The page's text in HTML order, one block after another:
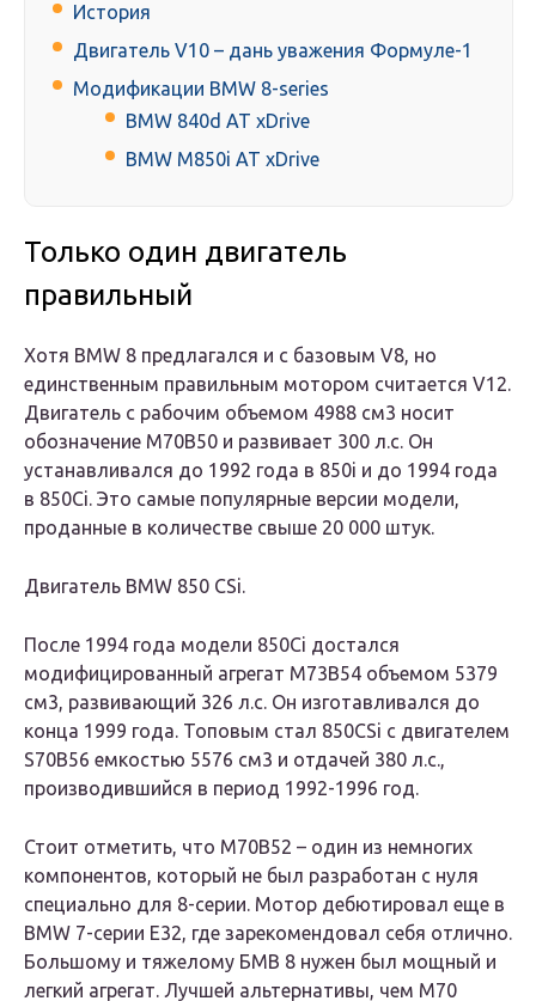
История
Двигатель V10 – дань уважения Формуле-1
Модификации BMW 8-series
BMW 840d AT xDrive
BMW M850i AT xDrive
Только один двигатель
правильный
Хотя BMW 8 предлагался и с базовым V8, но
единственным правильным мотором считается V12.
Двигатель с рабочим объемом 4988 см3 носит
обозначение М70В50 и развивает 300 л.с. Он
устанавливался до 1992 года в 850i и до 1994 года
в 850Ci. Это самые популярные версии модели,
проданные в количестве свыше 20 000 штук.
Двигатель BMW 850 CSi.
После 1994 года модели 850Ci достался
модифицированный агрегат М73В54 объемом 5379
см3, развивающий 326 л.с. Он изготавливался до
конца 1999 года. Топовым стал 850CSi с двигателем
S70B56 емкостью 5576 см3 и отдачей 380 л.с.,
производившийся в период 1992-1996 год.
Стоит отметить, что M70B52 – один из немногих
компонентов, который не был разработан с нуля
специально для 8-серии. Мотор дебютировал еще в
BMW 7-серии Е32, где зарекомендовал себя отлично.
Большому и тяжелому БМВ 8 нужен был мощный и
легкий агрегат. Лучшей альтернативы, чем М70